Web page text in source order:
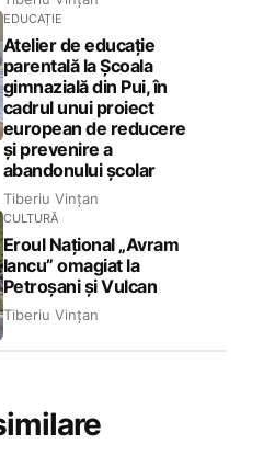
EDUCAȚIE
Atelier de educație
parentală la Școala
gimnazială din Pui, în
cadrul unui proiect
european de reducere
și prevenire a
abandonului școlar
Tiberiu Vințan
CULTURĂ
Eroul Național „Avram
Iancu” omagiat la
Petroșani și Vulcan
Tiberiu Vințan